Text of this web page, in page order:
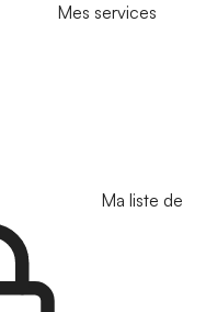
Mes services
Ma liste de